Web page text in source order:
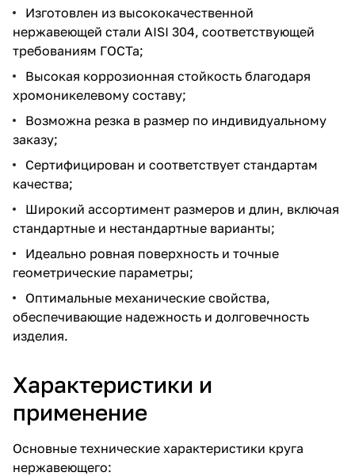
Изготовлен из высококачественной
нержавеющей стали AISI 304, соответствующей
требованиям ГОСТа;
Высокая коррозионная стойкость благодаря
хромоникелевому составу;
Возможна резка в размер по индивидуальному
заказу;
Сертифицирован и соответствует стандартам
качества;
Широкий ассортимент размеров и длин, включая
стандартные и нестандартные варианты;
Идеально ровная поверхность и точные
геометрические параметры;
Оптимальные механические свойства,
обеспечивающие надежность и долговечность
изделия.
Характеристики и
применение
Основные технические характеристики круга
нержавеющего: